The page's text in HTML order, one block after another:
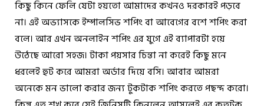
কিছু কিনে ফেলি যেটা হয়তো আমাদের কখনও দরকারই পড়বে
না। এই অভ্যাসকে ইম্পালসিভ শপিং বা আবেগের বশে শপিং করা
বলে। আর এখন অনলাইন শপিং এর যুগে এই ব্যাপারটা হয়ে
উঠেছে আরো সহজ। টাকা পয়সার চিন্তা না করেই কিছু মনে
ধরলেই হুট করে আমরা অর্ডার দিয়ে বসি। আবার আমরা
অনেকে মন ভালো করার জন্য টুকটাক শপিং করতে পছন্দ করো।